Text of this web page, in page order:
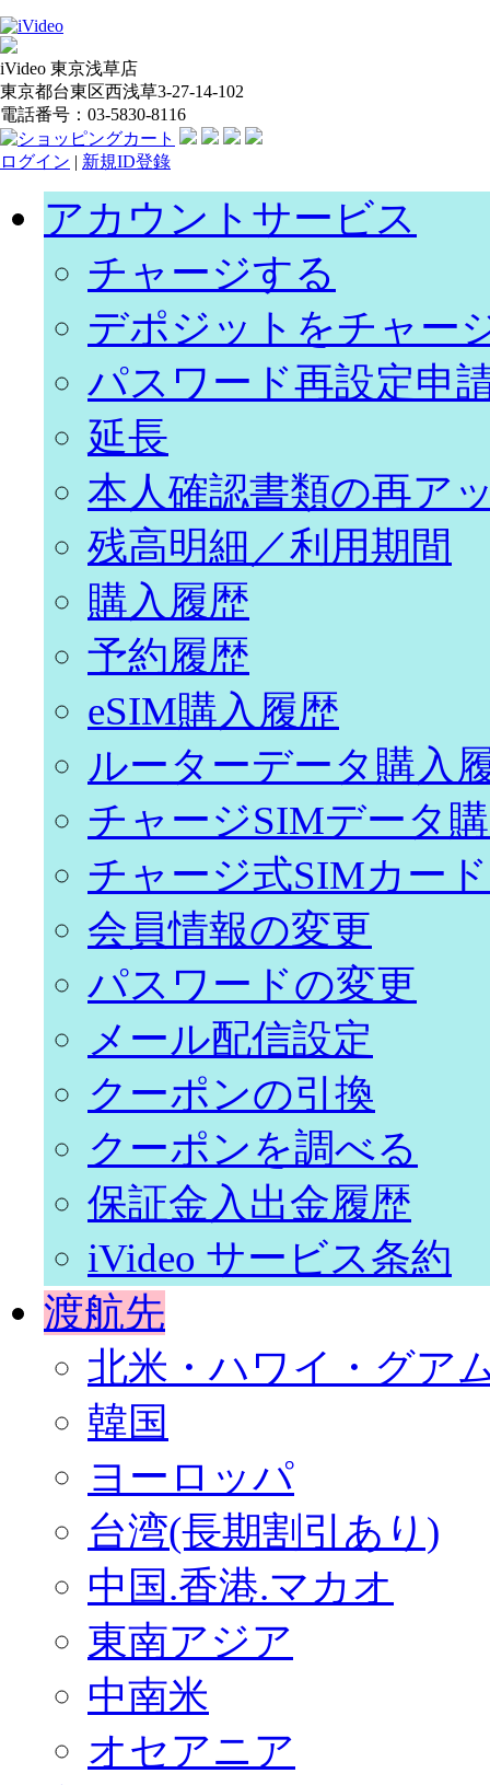
iVideo 東京浅草店
東京都台東区西浅草3-27-14-102
電話番号：03-5830-8116
ログイン | 新規ID登錄
アカウントサービス
チャージする
デポジットをチャー
パスワード再設定申
延長
本人確認書類の再ア
残高明細／利用期間
購入履歴
予約履歴
eSIM購入履歴
ルーターデータ購入
チャージSIMデータ
チャージ式SIMカー
会員情報の変更
パスワードの変更
メール配信設定
クーポンの引換
クーポンを調べる
保証金入出金履歴
iVideo サービス条約
渡航先
北米・ハワイ・グア
韓国
ヨーロッパ
台湾(長期割引あり)
中国.香港.マカオ
東南アジア
中南米
オセアニア